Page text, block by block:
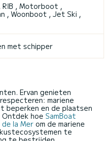
RIB , Motorboot ,
, Woonboot , Jet Ski ,
met schipper
Ervan genieten
mariene
beperken en de plaatsen
Ontdek hoe SamBoat
la Mer om de mariene
te